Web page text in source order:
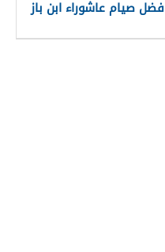
فضل صيام عاشوراء ابن باز